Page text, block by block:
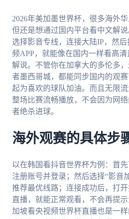
2026年美加墨世界杯，很多海外
但还是想通过国内平台看中文解
选择影音专线，连接大陆IP，然
频APP，就能像在国内一样看高
解说。不管你在加拿大的多伦多
者墨西哥城，都能同步国内的观
起为喜欢的球队加油。而且无限
整场比赛流畅播放，不会因为网
者绝杀进球。
海外观赛的具体步
以在韩国看抖音世界杯为例：首
注册账号并登录；然后选择“影音
推荐最优线路；连接成功后，打
直播，就能正常观看，不会再提
加坡看央视频世界杯直播也是一